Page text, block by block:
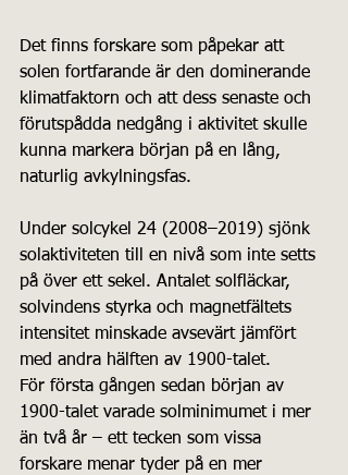
Det finns forskare som påpekar att
solen fortfarande är den dominerande
klimatfaktorn och att dess senaste och
förutspådda nedgång i aktivitet skulle
kunna markera början på en lång,
naturlig avkylningsfas.
Under solcykel 24 (2008–2019) sjönk
solaktiviteten till en nivå som inte setts
på över ett sekel. Antalet solfläckar,
solvindens styrka och magnetfältets
intensitet minskade avsevärt jämfört
med andra hälften av 1900-talet.
För första gången sedan början av
1900-talet varade solminimumet i mer
än två år – ett tecken som vissa
forskare menar tyder på en mer